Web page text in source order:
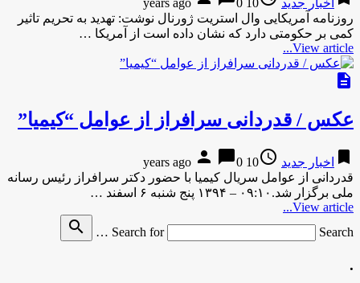
روزنامه آمریکایی وال استریت ژورنال نوشت: تهدید به تحریم تاثیر
کمی بر حکومتی دارد که نشان داده است از آمریکا …
View article...
description
عکس / قدردانی سرافراز از عوامل “کیمیا”
bookmark اخبار جدید access_time
10 years ago
person chat_bubble0
قدردانی از عوامل سریال کیمیا با حضور دکتر سرافراز رئیس رسانه
ملی برگزار شد.۰۹:۱۰ – ۱۳۹۴ پنج شنبه ۶ اسفند …
View article...
Search for
Search …
search
.